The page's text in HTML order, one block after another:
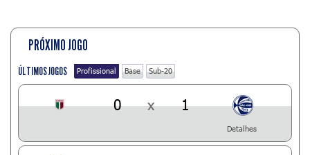
PRÓXIMO JOGO
ÚLTIMOS JOGOS Profissional Base Sub-20
0 x 1
Detalhes